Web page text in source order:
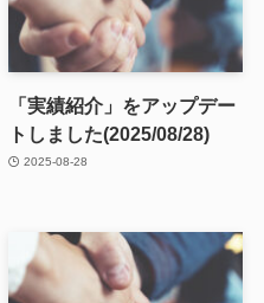
「実績紹介」をアップデー
トしました(2025/08/28)
2025-08-28